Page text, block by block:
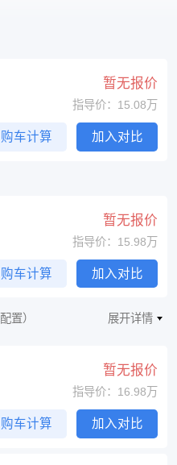
暂无报价
指导价：15.08万
购车计算 加入对比
暂无报价
指导价：15.98万
购车计算 加入对比
配置） 展开详情
暂无报价
指导价：16.98万
购车计算 加入对比